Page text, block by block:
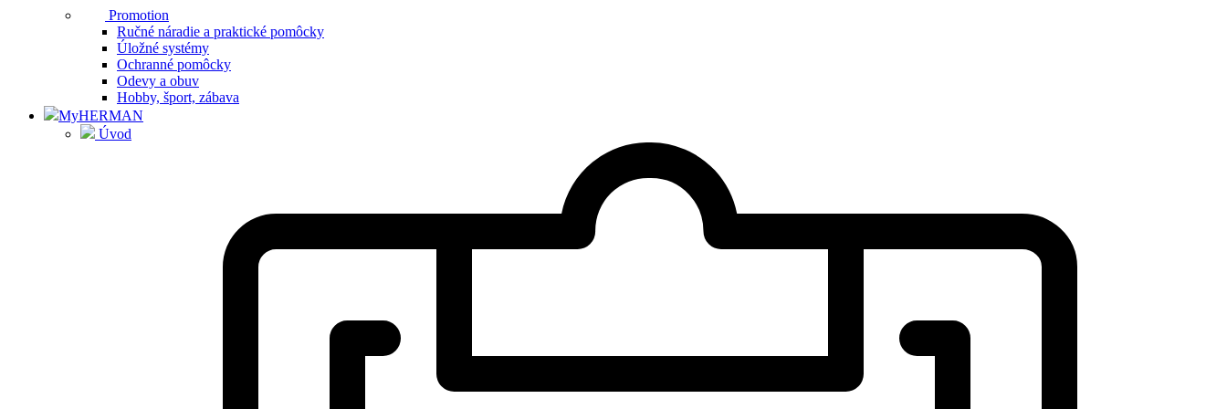
Promotion
Ručné náradie a praktické pomôcky
Úložné systémy
Ochranné pomôcky
Odevy a obuv
Hobby, šport, zábava
MyHERMAN
Úvod